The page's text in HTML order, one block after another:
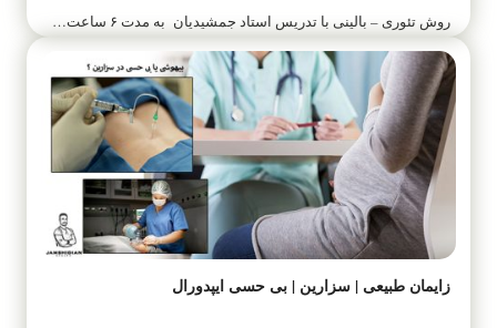
روش تئوری – بالینی با تدریس استاد جمشیدیان به مدت ۶ ساعت…
زایمان طبیعی | سزارین | بی حسی ایپدورال